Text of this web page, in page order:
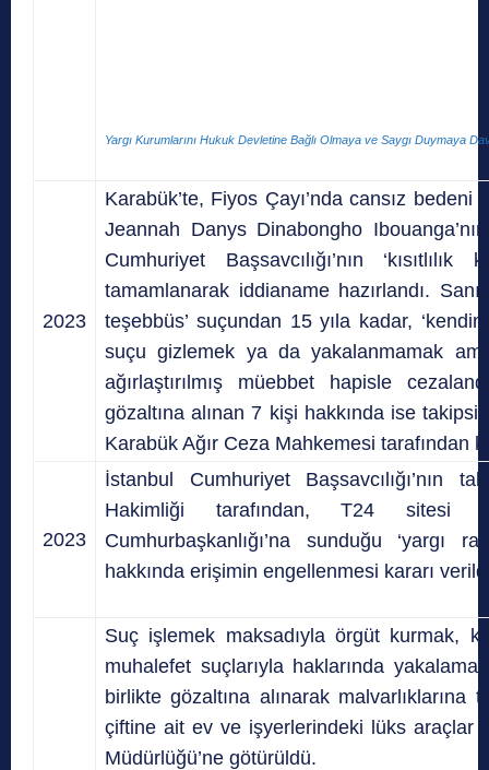
Yargı Kurumlarını Hukuk Devletine Bağlı Olmaya ve Saygı Duymaya
2023
Karabük’te, Fiyos Çayı’nda cansız
Jeannah Danys Dinabongho
Cumhuriyet Başsavcılığı’nın
tamamlanarak iddianame hazırlandı.
teşebbüs’ suçundan 15 yıla kadar,
suçu gizlemek ya da yakalanmamak
ağırlaştırılmış müebbet hapisle
gözaltına alınan 7 kişi hakkında ise
Karabük Ağır Ceza Mahkemesi tarafından
2023
İstanbul Cumhuriyet
Hakimliği tarafından, T24 sitesi
Cumhurbaşkanlığı’na sunduğu ‘yargı
hakkında erişimin engellenmesi kararı
Suç işlemek maksadıyla örgüt kurmak,
muhalefet suçlarıyla haklarında
birlikte gözaltına alınarak
çiftine ait ev ve işyerlerindeki lüks araçlar
Müdürlüğü’ne götürüldü.